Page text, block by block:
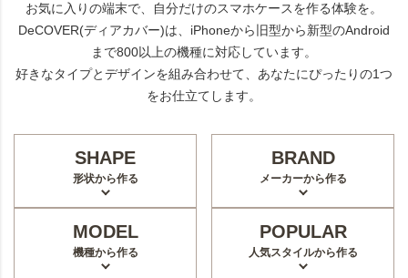
お気に入りの端末で、自分だけのスマホケースを作る体験を。
DeCOVER(ディアカバー)は、iPhoneから旧型から新型のAndroid
まで800以上の機種に対応しています。
好きなタイプとデザインを組み合わせて、あなたにぴったりの1つ
をお仕立てします。
SHAPE
形状から作る
BRAND
メーカーから作る
MODEL
機種から作る
POPULAR
人気スタイルから作る